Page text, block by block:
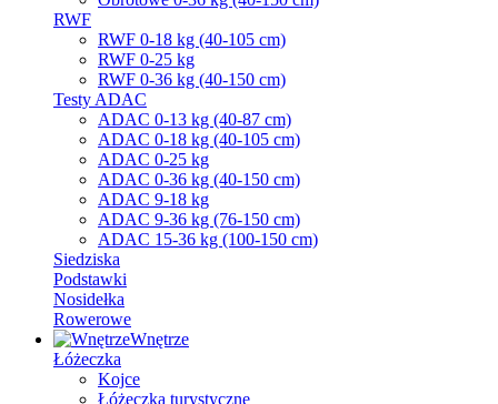
RWF
RWF 0-18 kg (40-105 cm)
RWF 0-25 kg
RWF 0-36 kg (40-150 cm)
Testy ADAC
ADAC 0-13 kg (40-87 cm)
ADAC 0-18 kg (40-105 cm)
ADAC 0-25 kg
ADAC 0-36 kg (40-150 cm)
ADAC 9-18 kg
ADAC 9-36 kg (76-150 cm)
ADAC 15-36 kg (100-150 cm)
Siedziska
Podstawki
Nosidełka
Rowerowe
Wnętrze
Łóżeczka
Kojce
Łóżeczka turystyczne